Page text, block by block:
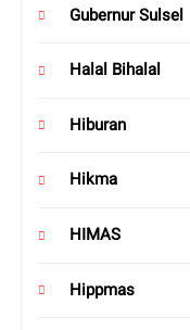
Gubernur Sulsel
Halal Bihalal
Hiburan
Hikma
HIMAS
Hippmas